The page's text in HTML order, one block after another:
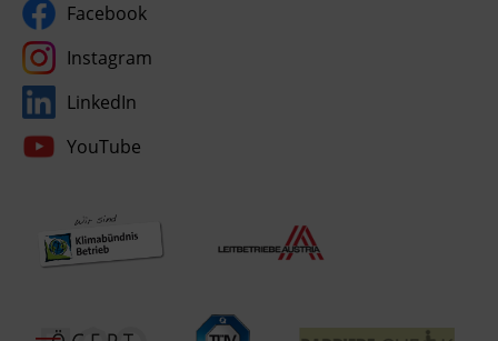
Facebook
Instagram
LinkedIn
YouTube